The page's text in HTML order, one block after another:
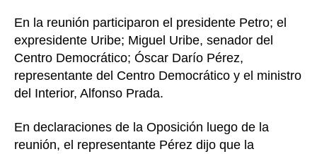
En la reunión participaron el presidente Petro; el
expresidente Uribe; Miguel Uribe, senador del
Centro Democrático; Óscar Darío Pérez,
representante del Centro Democrático y el ministro
del Interior, Alfonso Prada.
En declaraciones de la Oposición luego de la
reunión, el representante Pérez dijo que la